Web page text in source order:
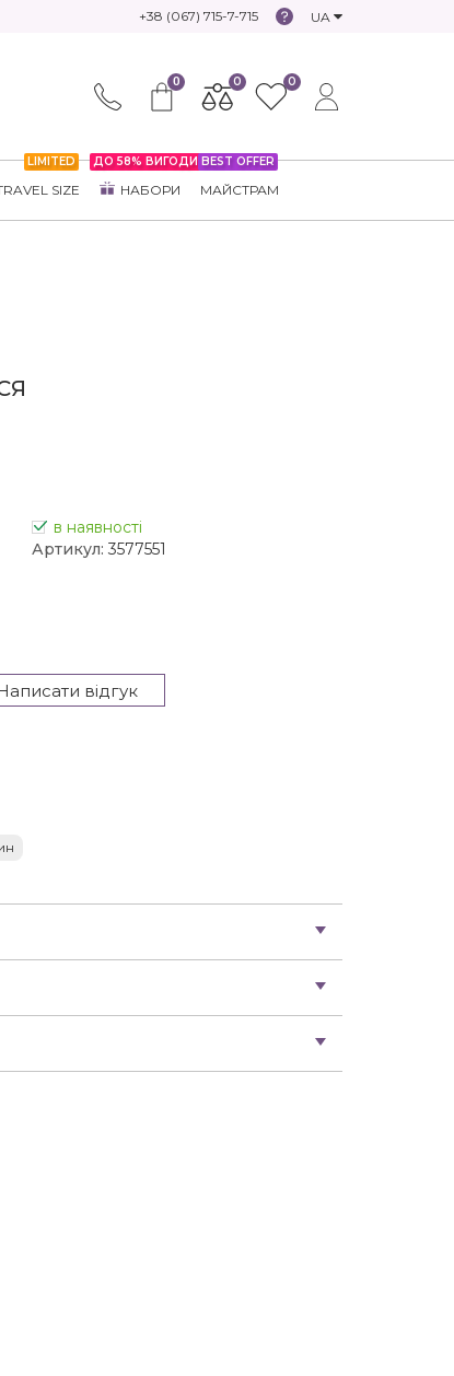
+38 (067) 715-7-715 UA
0 0 0
LIMITED
SIZE
ДО 58% ВИГОДИ
НАБОРИ
BEST OFFER
МАЙСТРАМ
в наявності
Артикул: 3577551
відгук